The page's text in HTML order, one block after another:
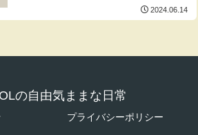
2024.06.14
の自由気ままな日常
プライバシーポリシー